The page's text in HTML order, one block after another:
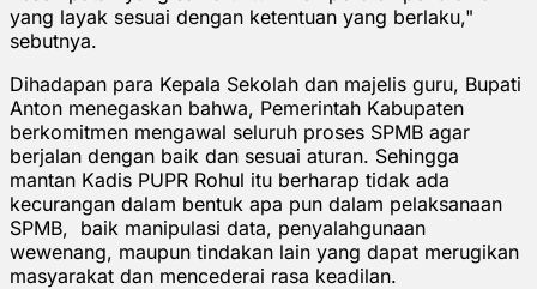
yang layak sesuai dengan ketentuan yang berlaku,"
sebutnya.
Dihadapan para Kepala Sekolah dan majelis guru, Bupati
Anton menegaskan bahwa, Pemerintah Kabupaten
berkomitmen mengawal seluruh proses SPMB agar
berjalan dengan baik dan sesuai aturan. Sehingga
mantan Kadis PUPR Rohul itu berharap tidak ada
kecurangan dalam bentuk apa pun dalam pelaksanaan
SPMB, baik manipulasi data, penyalahgunaan
wewenang, maupun tindakan lain yang dapat merugikan
masyarakat dan mencederai rasa keadilan.